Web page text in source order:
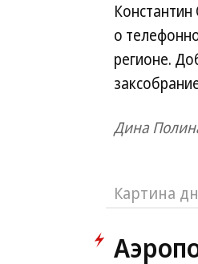
о
регионе.
Дина
Картина